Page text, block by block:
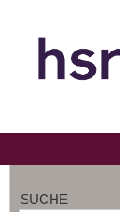
SUCHE